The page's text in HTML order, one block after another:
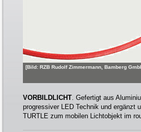
[Bild: RZB Rudolf Zimmermann, Bamberg
VORBILDLICHT. Gefertigt aus
progressiver LED Technik und ergänzt
TURTLE zum mobilen Lichtobjekt im